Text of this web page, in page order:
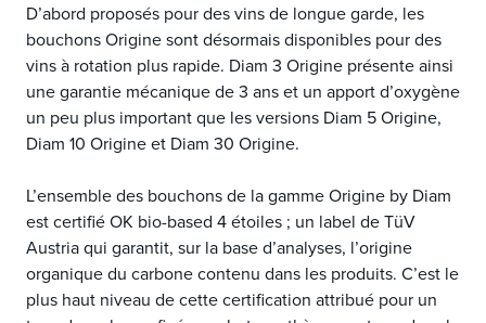
D’abord proposés pour des vins de longue garde, les
bouchons Origine sont désormais disponibles pour des
vins à rotation plus rapide. Diam 3 Origine présente ainsi
une garantie mécanique de 3 ans et un apport d’oxygène
un peu plus important que les versions Diam 5 Origine,
Diam 10 Origine et Diam 30 Origine.
L’ensemble des bouchons de la gamme Origine by Diam
est certifié OK bio-based 4 étoiles ; un label de TüV
Austria qui garantit, sur la base d’analyses, l’origine
organique du carbone contenu dans les produits. C’est le
plus haut niveau de cette certification attribué pour un